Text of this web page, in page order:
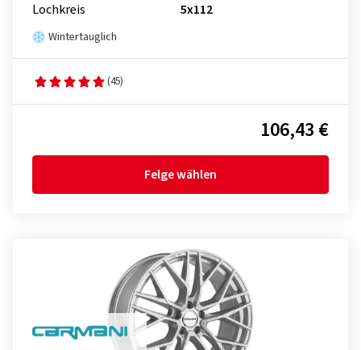
Lochkreis
5x112
Wintertauglich
(45)
106,43 €
Felge wählen